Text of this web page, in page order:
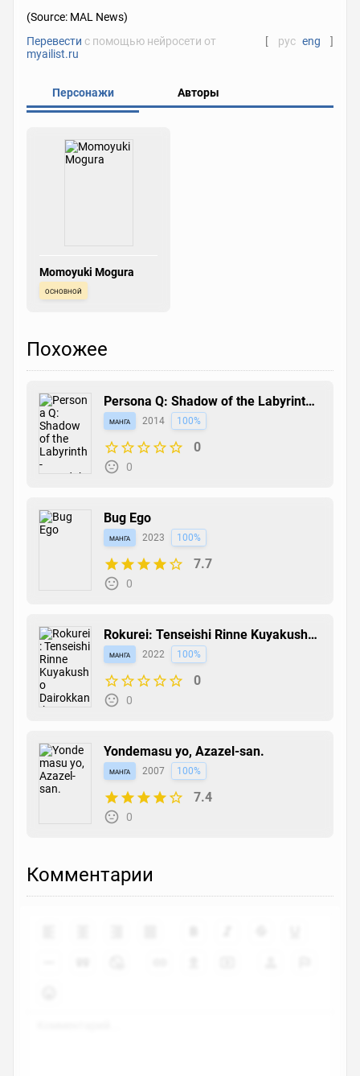
(Source: MAL News)
Перевести с помощью нейросети от
myailist.ru
[ рус eng ]
Персонажи Авторы
Momoyuki Mogura
основной
Похожее
Persona Q: Shadow of the Labyrinth -
Roundabout
манга 2014 100%
0
0
Bug Ego
манга 2023 100%
7.7
0
Rokurei: Tenseishi Rinne Kuyakusho
Dairokkan-bu Joreika Katsudouki
манга 2022 100%
0
0
Yondemasu yo, Azazel-san.
манга 2007 100%
7.4
0
Комментарии